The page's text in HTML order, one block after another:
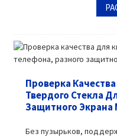
Проверка
Твердого Стекла
Защитного
Без пузырьков,